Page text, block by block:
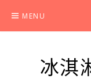
content
MENU
冰淇